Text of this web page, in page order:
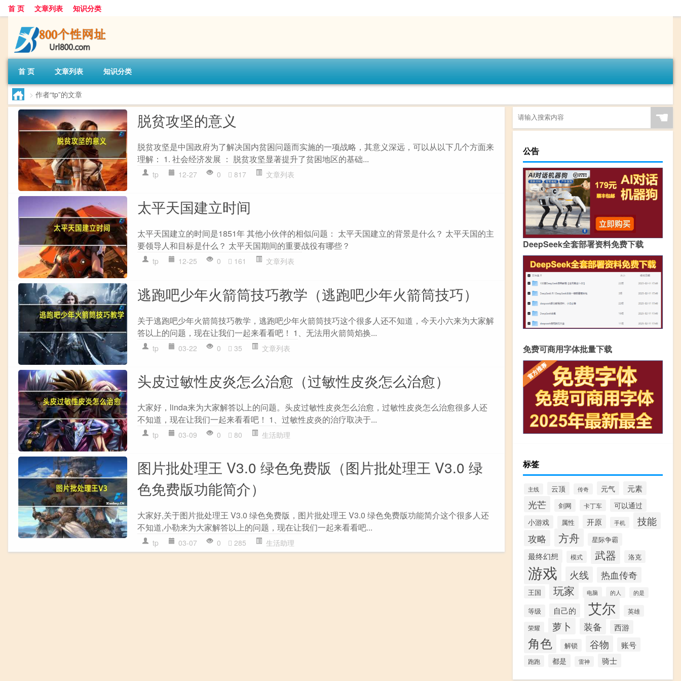
首 页 文章列表 知识分类
首 页 文章列表 知识分类
> 作者“tp”的文章
脱贫攻坚的意义
脱贫攻坚是中国政府为了解决国内贫困问题而实施的一项战略，其意义深远，可以从以下几个方面来
理解： 1. 社会经济发展 ： 脱贫攻坚显著提升了贫困地区的基础...
tp 12-27 0 817 文章列表
太平天国建立时间
太平天国建立的时间是1851年 其他小伙伴的相似问题： 太平天国建立的背景是什么？ 太平天国的主
要领导人和目标是什么？ 太平天国期间的重要战役有哪些？
tp 12-25 0 161 文章列表
逃跑吧少年火箭筒技巧教学（逃跑吧少年火箭筒技巧）
关于逃跑吧少年火箭筒技巧教学，逃跑吧少年火箭筒技巧这个很多人还不知道，今天小六来为大家解
答以上的问题，现在让我们一起来看看吧！ 1、无法用火箭筒焰换...
tp 03-22 0 35 文章列表
头皮过敏性皮炎怎么治愈（过敏性皮炎怎么治愈）
大家好，linda来为大家解答以上的问题。头皮过敏性皮炎怎么治愈，过敏性皮炎怎么治愈很多人还
不知道，现在让我们一起来看看吧！ 1、过敏性皮炎的治疗取决于...
tp 03-09 0 80 生活助理
图片批处理王 V3.0 绿色免费版（图片批处理王 V3.0 绿
色免费版功能简介）
大家好,关于图片批处理王 V3.0 绿色免费版，图片批处理王 V3.0 绿色免费版功能简介这个很多人还
不知道,小勒来为大家解答以上的问题，现在让我们一起来看看吧...
tp 03-07 0 285 生活助理
☚
公告
DeepSeek全套部署资料免费下载
免费可商用字体批量下载
标签
主线 云顶 传奇 元气 元素
光芒 剑网 卡丁车
可以通过
小游戏
属性 开原 手机 技能
攻略 方舟 星际争霸
最终幻想 模式 武器 洛克
游戏 火线 热血传奇
王国 玩家 电脑 的人 的是
等级 自己的 艾尔
英雄
荣耀
萝卜 装备 西游
角色 解锁 谷物 账号
跑跑 都是 雷神 骑士